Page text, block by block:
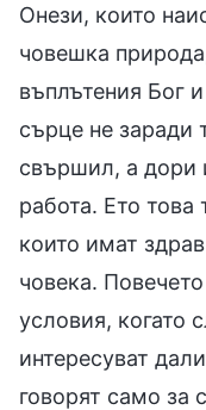
Онези, които
човешка
въплътения Бог
сърце не заради
свършил, а дори
работа. Ето това
които имат
човека.
условия, когато
интересуват
говорят само за